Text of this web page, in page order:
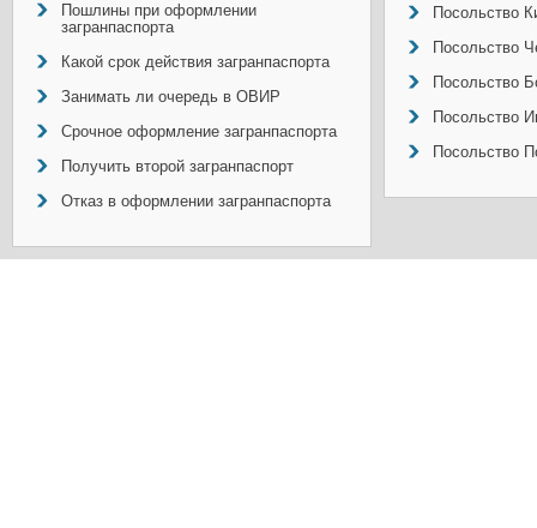
Пошлины при оформлении
загранпаспорта
Какой срок действия загранпаспорта
Занимать ли очередь в ОВИР
Срочное оформление загранпаспорта
Получить второй загранпаспорт
Отказ в оформлении загранпаспорта
Посольство
Посольство
Посольство
Посольство
Посольство